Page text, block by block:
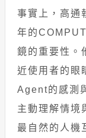
事實上，高
年的
鏡的重要性。
近使用者的眼
Agent的感測
主動理解情境
最自然的人機